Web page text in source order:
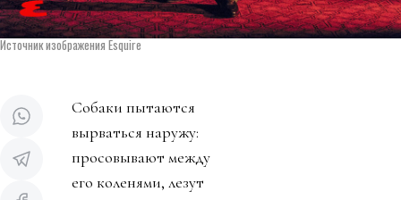
Источник изображения Esquire
Собаки пытаются
вырваться наружу:
просовывают между
его коленями, лезут